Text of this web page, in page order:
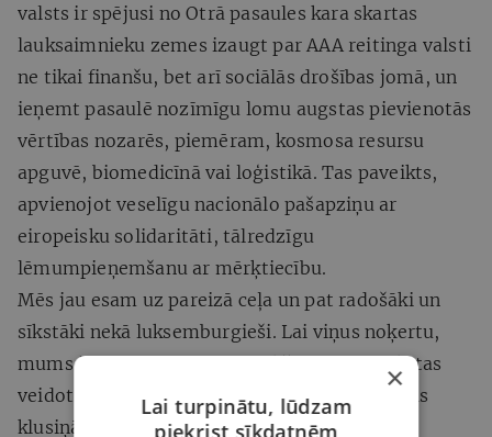
valsts ir spējusi no Otrā pasaules kara skartas
lauksaimnieku zemes izaugt par AAA reitinga valsti
ne tikai finanšu, bet arī sociālās drošības jomā, un
ieņemt pasaulē nozīmīgu lomu augstas pievienotās
vērtības nozarēs, piemēram, kosmosa resursu
apguvē, biomedicīnā vai loģistikā. Tas paveikts,
apvienojot veselīgu nacionālo pašapziņu ar
eiropeisku solidaritāti, tālredzīgu
lēmumpieņemšanu ar mērķtiecību.
Mēs jau esam uz pareizā ceļa un pat radošāki un
sīkstāki nekā luksemburgieši. Lai viņus noķertu,
mums jāredz divi soļi uz priekšu un jāuzdrīkstas
veidot progresīvus risinājumus rītdienai, nevis
klusiņām jālīmē plāksteri uz vietām, kur plīst
×
Lai turpinātu, lūdzam
piekrist sīkdatnēm